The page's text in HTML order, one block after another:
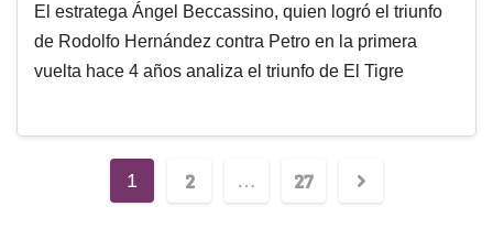
El estratega Ángel Beccassino, quien logró el triunfo
de Rodolfo Hernández contra Petro en la primera
vuelta hace 4 años analiza el triunfo de El Tigre
1 2 … 27